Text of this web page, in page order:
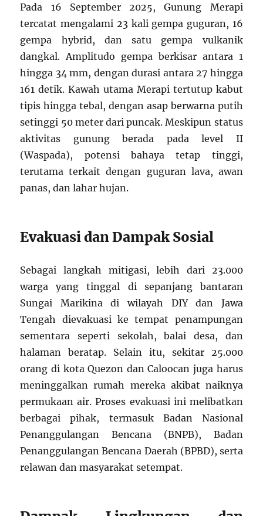
Pada 16 September 2025, Gunung Merapi
tercatat mengalami 23 kali gempa guguran, 16
gempa hybrid, dan satu gempa vulkanik
dangkal. Amplitudo gempa berkisar antara 1
hingga 34 mm, dengan durasi antara 27 hingga
161 detik. Kawah utama Merapi tertutup kabut
tipis hingga tebal, dengan asap berwarna putih
setinggi 50 meter dari puncak. Meskipun status
aktivitas gunung berada pada level II
(Waspada), potensi bahaya tetap tinggi,
terutama terkait dengan guguran lava, awan
panas, dan lahar hujan.
Evakuasi dan Dampak Sosial
Sebagai langkah mitigasi, lebih dari 23.000
warga yang tinggal di sepanjang bantaran
Sungai Marikina di wilayah DIY dan Jawa
Tengah dievakuasi ke tempat penampungan
sementara seperti sekolah, balai desa, dan
halaman beratap. Selain itu, sekitar 25.000
orang di kota Quezon dan Caloocan juga harus
meninggalkan rumah mereka akibat naiknya
permukaan air. Proses evakuasi ini melibatkan
berbagai pihak, termasuk Badan Nasional
Penanggulangan Bencana (BNPB), Badan
Penanggulangan Bencana Daerah (BPBD), serta
relawan dan masyarakat setempat.